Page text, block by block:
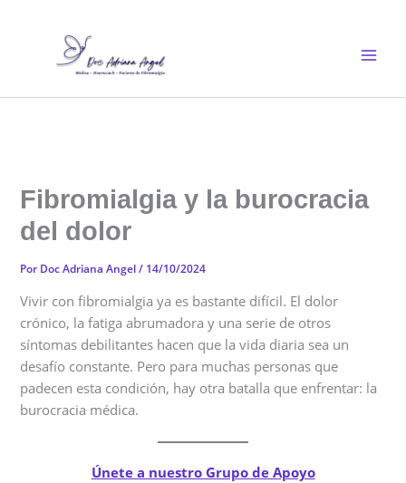
Fibromialgia y la burocracia
del dolor
Por Doc Adriana Angel/ 14/10/2024
Vivir con fibromialgia ya es bastante difícil. El dolor
crónico, la fatiga abrumadora y una serie de otros
síntomas debilitantes hacen que la vida diaria sea un
desafío constante. Pero para muchas personas que
padecen esta condición, hay otra batalla que enfrentar: la
burocracia médica.
Únete a nuestro Grupo de Apoyo